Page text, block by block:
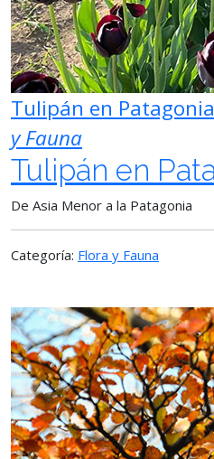
Tulipán en Patagonia
y Fauna
Tulipán en
De Asia Menor a la Patagonia
Categoría: Flora y Fauna